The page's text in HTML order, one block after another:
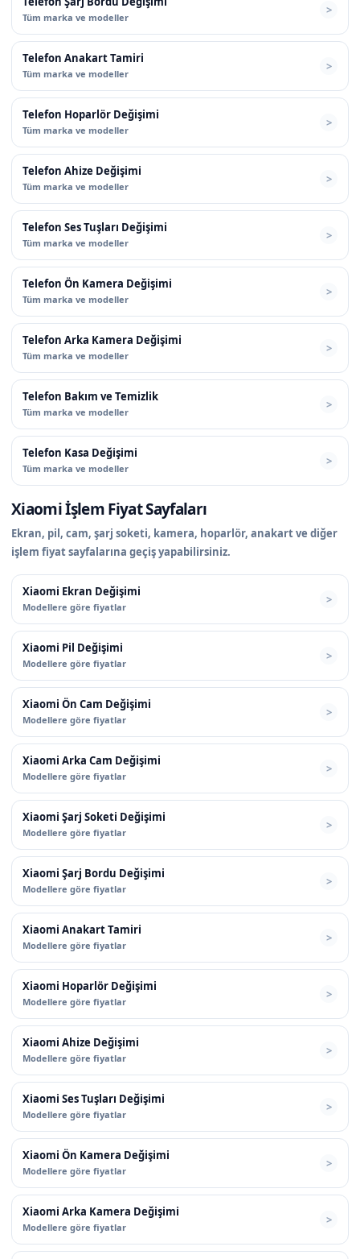
Tüm marka ve modeller
Telefon Anakart Tamiri
Tüm marka ve modeller
Telefon Hoparlör Değişimi
Tüm marka ve modeller
Telefon Ahize Değişimi
Tüm marka ve modeller
Telefon Ses Tuşları Değişimi
Tüm marka ve modeller
Telefon Ön Kamera Değişimi
Tüm marka ve modeller
Telefon Arka Kamera Değişimi
Tüm marka ve modeller
Telefon Bakım ve Temizlik
Tüm marka ve modeller
Telefon Kasa Değişimi
Tüm marka ve modeller
Xiaomi İşlem Fiyat Sayfaları
Ekran, pil, cam, şarj soketi, kamera, hoparlör, anakart ve diğer
işlem fiyat sayfalarına geçiş yapabilirsiniz.
Xiaomi Ekran Değişimi
Modellere göre fiyatlar
Xiaomi Pil Değişimi
Modellere göre fiyatlar
Xiaomi Ön Cam Değişimi
Modellere göre fiyatlar
Xiaomi Arka Cam Değişimi
Modellere göre fiyatlar
Xiaomi Şarj Soketi Değişimi
Modellere göre fiyatlar
Xiaomi Şarj Bordu Değişimi
Modellere göre fiyatlar
Xiaomi Anakart Tamiri
Modellere göre fiyatlar
Xiaomi Hoparlör Değişimi
Modellere göre fiyatlar
Xiaomi Ahize Değişimi
Modellere göre fiyatlar
Xiaomi Ses Tuşları Değişimi
Modellere göre fiyatlar
Xiaomi Ön Kamera Değişimi
Modellere göre fiyatlar
Xiaomi Arka Kamera Değişimi
Modellere göre fiyatlar